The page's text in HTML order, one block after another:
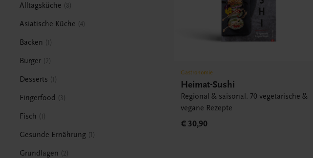
Alltagsküche 8
Asiatische Küche 4
Backen 1
Burger 2
Desserts 1
Fingerfood 3
Fisch 1
Gesunde Ernährung 1
Grundlagen 2
Gastronomie
Heimat-Sushi
Regional & saisonal. 70 vegetarische &
vegane Rezepte
€ 30,90